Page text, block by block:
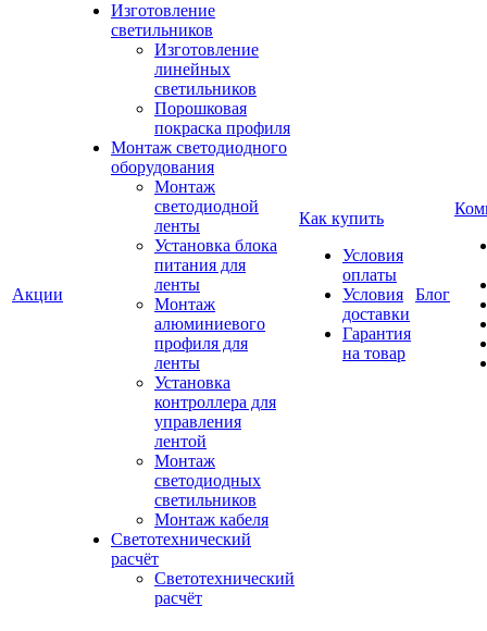
Акции
Изготовление
светильников
Изготовление
линейных
светильников
Порошковая
покраска профиля
Монтаж светодиодного
оборудования
Монтаж
светодиодной
ленты
Установка блока
питания для
ленты
Монтаж
алюминиевого
профиля для
ленты
Установка
контроллера для
управления
лентой
Монтаж
светодиодных
светильников
Монтаж кабеля
Светотехнический
расчёт
Светотехнический
расчёт
Как купить
Условия
оплаты
Условия
доставки
Гарантия
на товар
Блог